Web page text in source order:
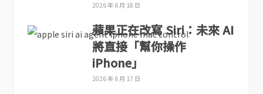
2026 年 6 月 18 日
蘋果正在改寫 Siri：未來 AI
將直接「幫你操作
iPhone」
2026 年 6 月 17 日